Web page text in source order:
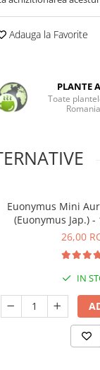
Adauga la Favorite
PLANTE
Toate
Euonymus Mini
(Euonymus Jap.) -
26,00
IN